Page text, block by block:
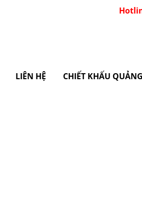
LIÊN HỆ CHIẾT KHẤU